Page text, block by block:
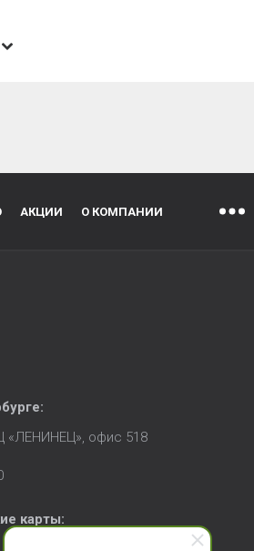
АКЦИИ О КОМПАНИИ
:
«ЛЕНИНЕЦ», офис 518
карты: